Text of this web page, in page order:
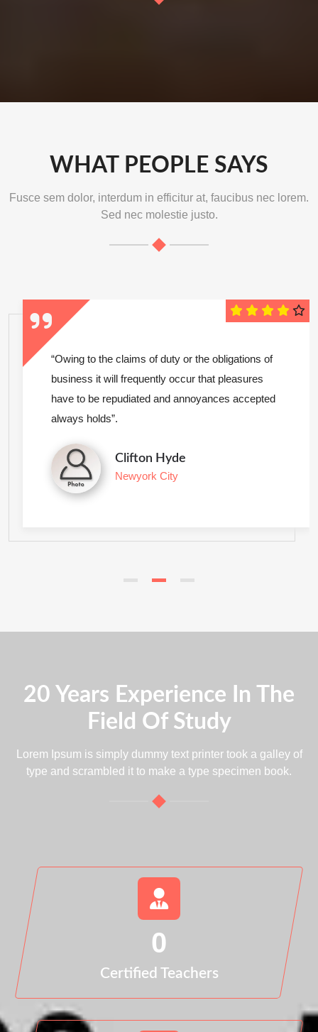
WHAT PEOPLE SAYS
Fusce sem dolor, interdum in efficitur at, faucibus nec lorem.
Sed nec molestie justo.
“Owing to the claims of duty or the obligations of
business it will frequently occur that pleasures
have to be repudiated and annoyances accepted
always holds”.
Clifton Hyde
Newyork City
20 Years Experience In The
Field Of Study
Lorem Ipsum is simply dummy text printer took a galley of
type and scrambled it to make a type specimen book.
0
Certified Teachers